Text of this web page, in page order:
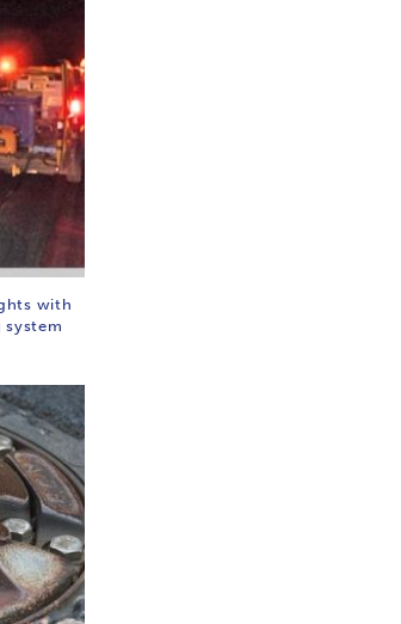
with
system